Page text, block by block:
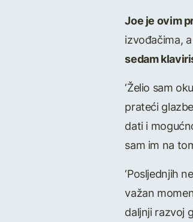
Joe je ovim
izvođačima,
sedam
‘Želio sam
prateći
dati i
sam im na
‘Posljednjih
važan
daljnji razvoj